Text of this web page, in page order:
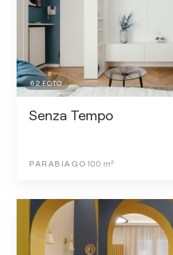
62 FOTO
Senza Tempo
PARABIAGO 100 m²